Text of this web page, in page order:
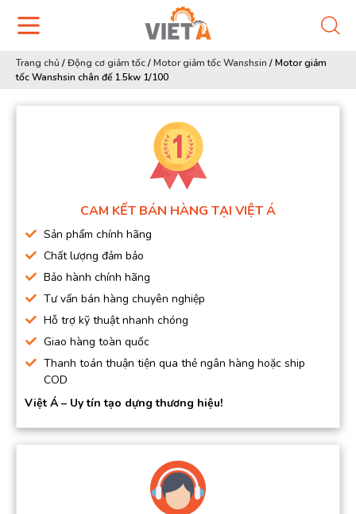
Trang chủ /Động cơ giảm tốc/Motor giảm tốc Wanshsin /Motor giảm
tốc Wanshsin chân đế 1.5kw 1/100
CAM KẾT BÁN HÀNG TẠI VIỆT Á
Sản phẩm chính hãng
Chất lượng đảm bảo
Bảo hành chính hãng
Tư vấn bán hàng chuyên nghiệp
Hỗ trợ kỹ thuật nhanh chóng
Giao hàng toàn quốc
Thanh toán thuận tiện qua thẻ ngân hàng hoặc ship
COD
Việt Á – Uy tín tạo dựng thương hiệu!